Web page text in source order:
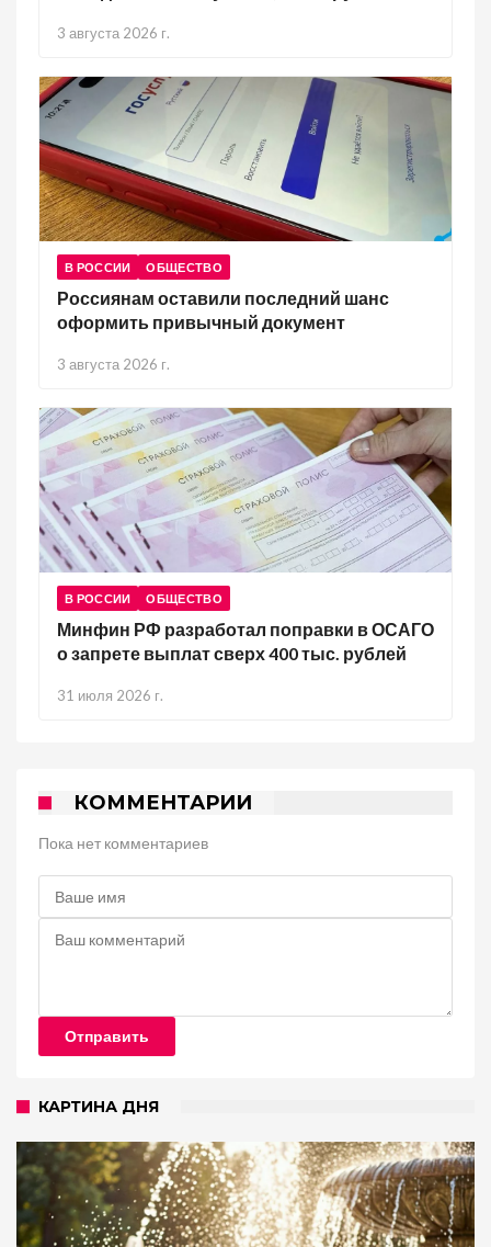
3 августа 2026 г.
В РОССИИ ОБЩЕСТВО
Россиянам оставили последний шанс
оформить привычный документ
3 августа 2026 г.
В РОССИИ ОБЩЕСТВО
Минфин РФ разработал поправки в ОСАГО
о запрете выплат сверх 400 тыс. рублей
31 июля 2026 г.
КОММЕНТАРИИ
Пока нет комментариев
Отправить
КАРТИНА ДНЯ